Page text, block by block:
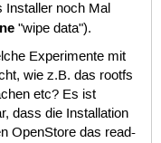
Installer noch Mal
"wipe data").
Experimente mit
wie z.B. das rootfs
etc? Es ist
dass die Installation
OpenStore das read-